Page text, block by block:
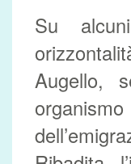
Su
Augello,